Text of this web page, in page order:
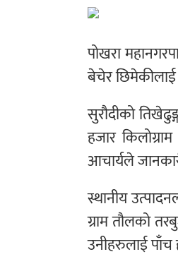
पोखरा
बेचेर छिमेकीलाई
सुरौदीको
हजार
आचार्यले
स्थानीय
ग्राम तौलको
उनीहरुलाई